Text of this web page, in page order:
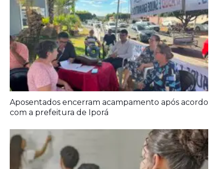
Aposentados encerram acampamento após acordo
com a prefeitura de Iporá